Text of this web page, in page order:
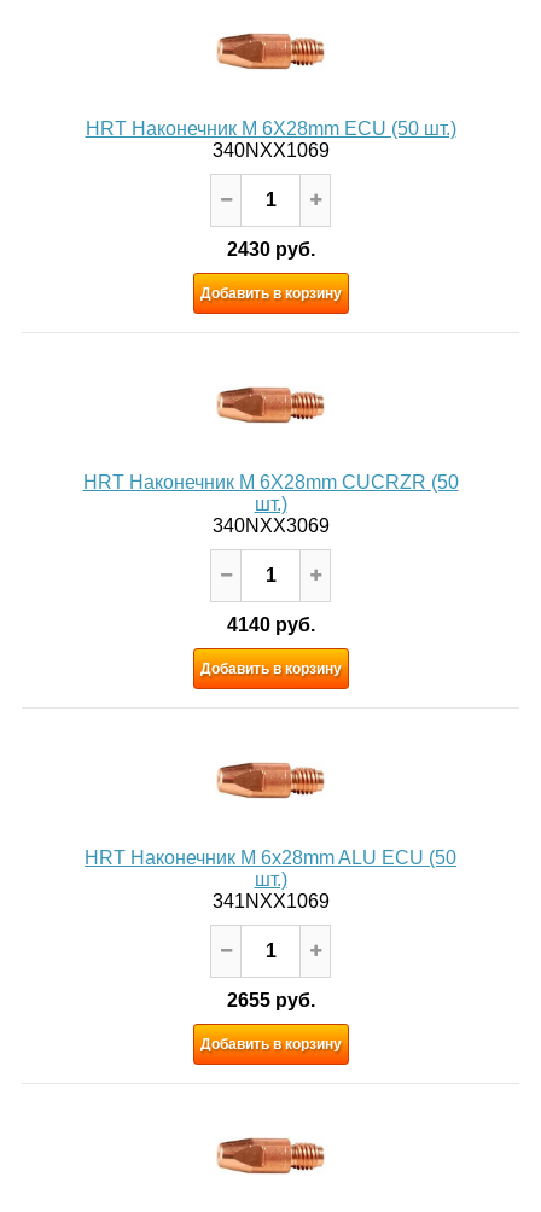
HRT Наконечник M 6X28mm ECU (50 шт.)
340NXX1069
2430 руб.
Добавить в корзину
HRT Наконечник M 6X28mm CUCRZR (50
шт.)
340NXX3069
4140 руб.
Добавить в корзину
HRT Наконечник M 6x28mm ALU ECU (50
шт.)
341NXX1069
2655 руб.
Добавить в корзину